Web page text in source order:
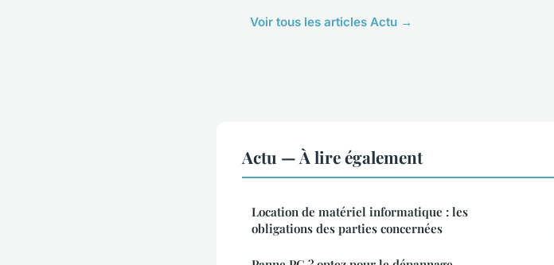
Voir tous les articles Actu →
Actu — À lire également
Location de matériel informatique : les
obligations des parties concernées